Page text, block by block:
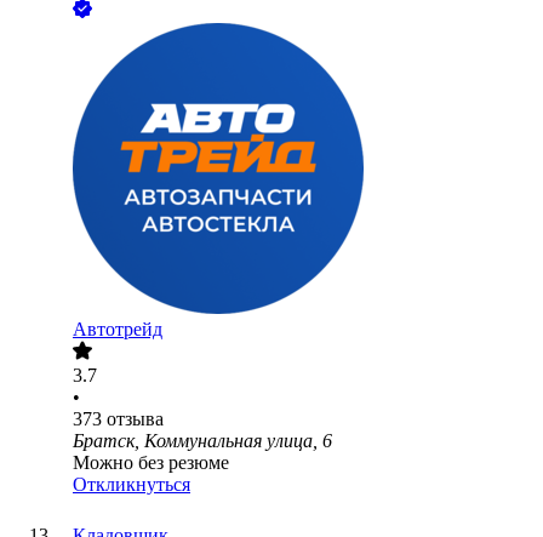
Автотрейд
3.7
•
373 отзыва
Братск, Коммунальная улица, 6
Можно без резюме
Откликнуться